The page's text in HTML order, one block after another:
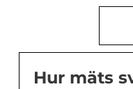
Hur mäts